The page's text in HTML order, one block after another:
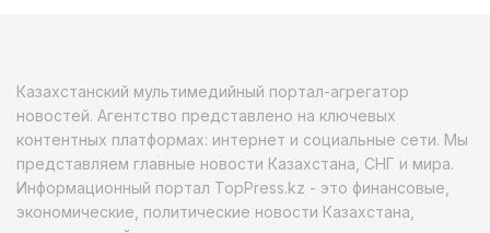
Казахстанский мультимедийный портал-агрегатор
новостей. Агентство представлено на ключевых
контентных платформах: интернет и социальные сети. Мы
представляем главные новости Казахстана, СНГ и мира.
Информационный портал TopPress.kz - это финансовые,
экономические, политические новости Казахстана,